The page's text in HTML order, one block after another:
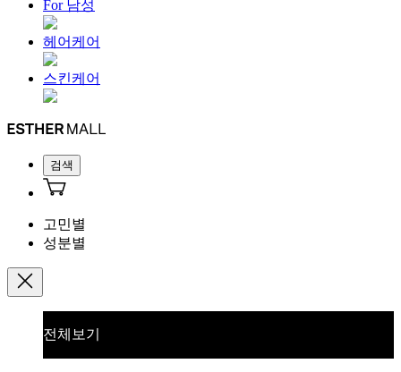
For 남성
헤어케어
스킨케어
검색
고민별
성분별
전체보기